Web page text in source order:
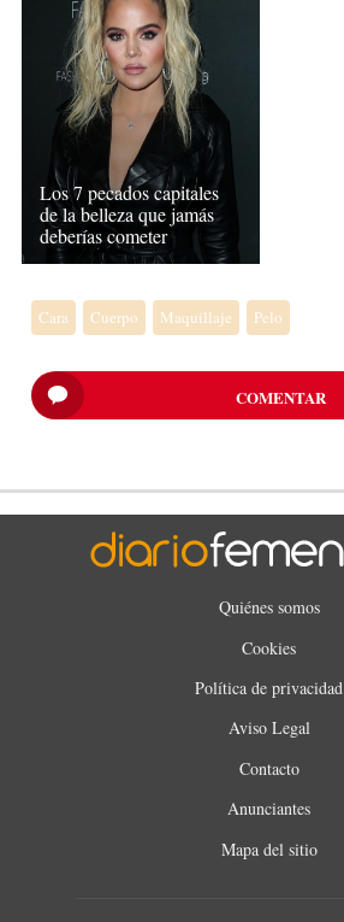
Los 7 pecados capitales
de la belleza que jamás
deberías cometer
Cara Cuerpo Maquillaje Pelo
COMENTAR
Quiénes somos
Cookies
Política de privacidad
Aviso Legal
Contacto
Anunciantes
Mapa del sitio